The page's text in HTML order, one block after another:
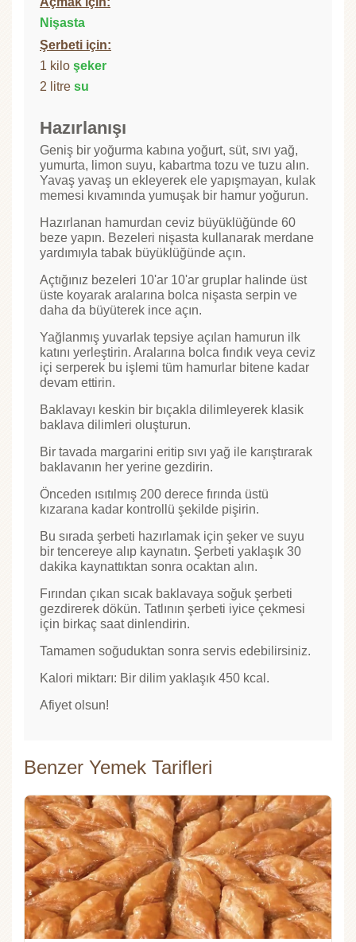
Nişasta
Şerbeti için:
1 kilo şeker
2 litre su
Hazırlanışı
Geniş bir yoğurma kabına yoğurt, süt, sıvı yağ,
yumurta, limon suyu, kabartma tozu ve tuzu alın.
Yavaş yavaş un ekleyerek ele yapışmayan, kulak
memesi kıvamında yumuşak bir hamur yoğurun.
Hazırlanan hamurdan ceviz büyüklüğünde 60
beze yapın. Bezeleri nişasta kullanarak merdane
yardımıyla tabak büyüklüğünde açın.
Açtığınız bezeleri 10'ar 10'ar gruplar halinde üst
üste koyarak aralarına bolca nişasta serpin ve
daha da büyüterek ince açın.
Yağlanmış yuvarlak tepsiye açılan hamurun ilk
katını yerleştirin. Aralarına bolca fındık veya ceviz
içi serperek bu işlemi tüm hamurlar bitene kadar
devam ettirin.
Baklavayı keskin bir bıçakla dilimleyerek klasik
baklava dilimleri oluşturun.
Bir tavada margarini eritip sıvı yağ ile karıştırarak
baklavanın her yerine gezdirin.
Önceden ısıtılmış 200 derece fırında üstü
kızarana kadar kontrollü şekilde pişirin.
Bu sırada şerbeti hazırlamak için şeker ve suyu
bir tencereye alıp kaynatın. Şerbeti yaklaşık 30
dakika kaynattıktan sonra ocaktan alın.
Fırından çıkan sıcak baklavaya soğuk şerbeti
gezdirerek dökün. Tatlının şerbeti iyice çekmesi
için birkaç saat dinlendirin.
Tamamen soğuduktan sonra servis edebilirsiniz.
Kalori miktarı: Bir dilim yaklaşık 450 kcal.
Afiyet olsun!
Benzer Yemek Tarifleri